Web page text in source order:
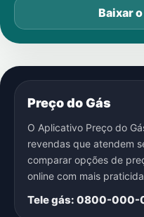
Baixar
Preço do Gás
O Aplicativo Preço do
revendas que atendem
comparar opções de
online com mais
Tele gás: 0800-000-